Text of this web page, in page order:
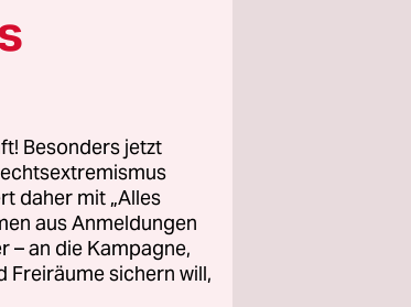
Besonders jetzt
daher mit „Alles
aus Anmeldungen
– an die Kampagne,
Freiräume sichern will,